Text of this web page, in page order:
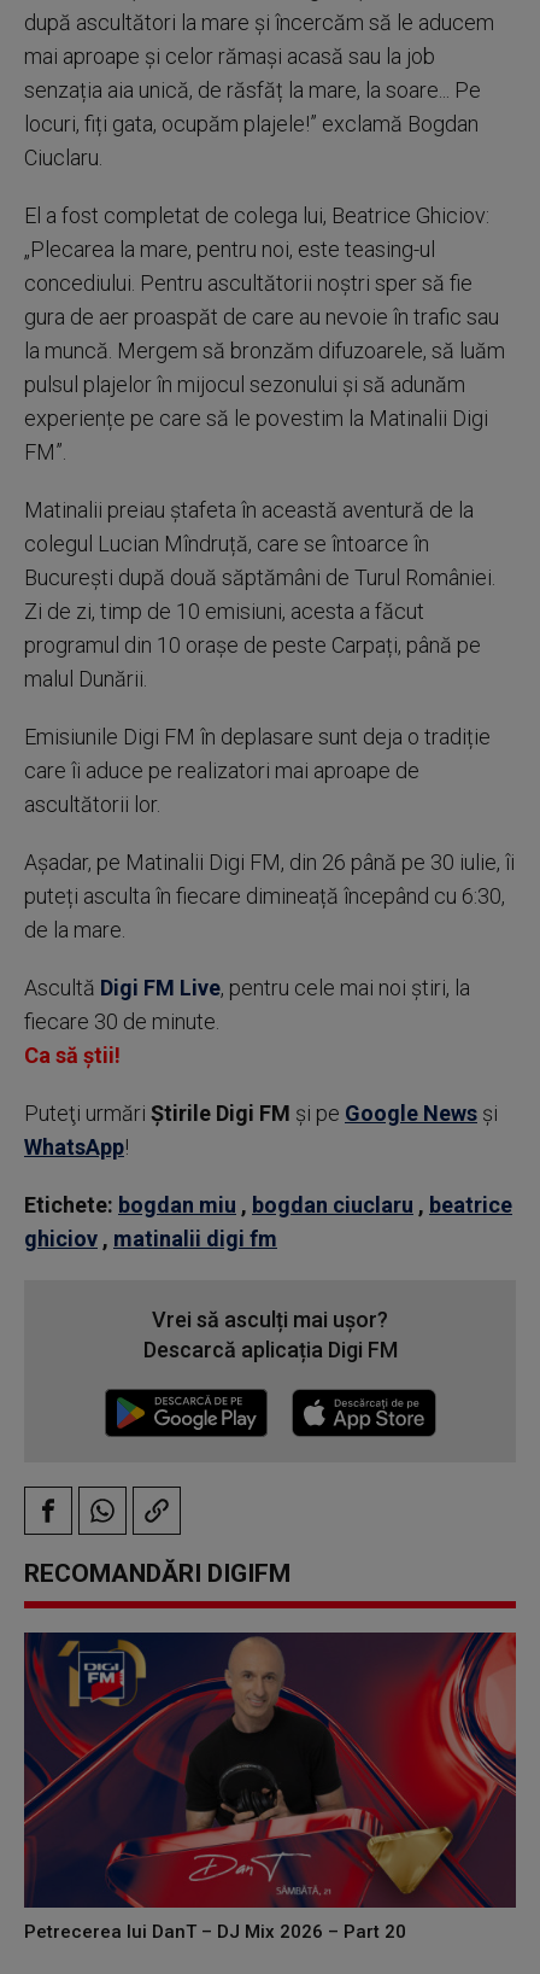
după ascultători la mare și încercăm să le aducem
mai aproape și celor rămași acasă sau la job
senzația aia unică, de răsfăț la mare, la soare... Pe
locuri, fiți gata, ocupăm plajele!” exclamă Bogdan
Ciuclaru.
El a fost completat de colega lui, Beatrice Ghiciov:
„Plecarea la mare, pentru noi, este teasing-ul
concediului. Pentru ascultătorii noștri sper să fie
gura de aer proaspăt de care au nevoie în trafic sau
la muncă. Mergem să bronzăm difuzoarele, să luăm
pulsul plajelor în mijocul sezonului și să adunăm
experiențe pe care să le povestim la Matinalii Digi
FM”.
Matinalii preiau ștafeta în această aventură de la
colegul Lucian Mîndruță, care se întoarce în
București după două săptămâni de Turul României.
Zi de zi, timp de 10 emisiuni, acesta a făcut
programul din 10 orașe de peste Carpați, până pe
malul Dunării.
Emisiunile Digi FM în deplasare sunt deja o tradiție
care îi aduce pe realizatori mai aproape de
ascultătorii lor.
Așadar, pe Matinalii Digi FM, din 26 până pe 30 iulie, îi
puteți asculta în fiecare dimineață începând cu 6:30,
de la mare.
Ascultă Digi FM Live, pentru cele mai noi știri, la
fiecare 30 de minute.
Ca să știi!
Puteţi urmări Știrile Digi FM şi pe Google News şi
WhatsApp!
Etichete: bogdan miu , bogdan ciuclaru , beatrice
ghiciov , matinalii digi fm
Vrei să asculți mai ușor?
Descarcă aplicația Digi FM
RECOMANDĂRI DIGIFM
Petrecerea lui DanT – DJ Mix 2026 – Part 20